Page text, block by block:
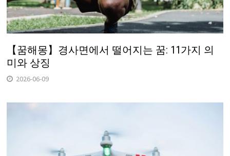
【꿈해몽】경사면에서 떨어지는 꿈: 11가지 의
미와 상징
2026-06-09